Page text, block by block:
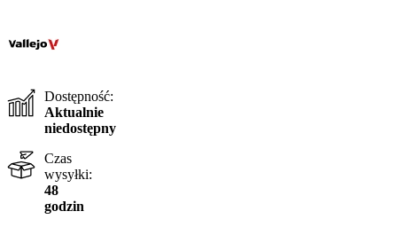
Dostępność:
Aktualnie
niedostępny
Czas
wysyłki:
48
godzin